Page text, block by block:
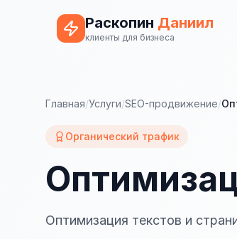
Раскопин Даниил
клиенты для бизнеса
Главная/Услуги/SEO-продвижение/
Органический трафик
Оптимизация текстов и